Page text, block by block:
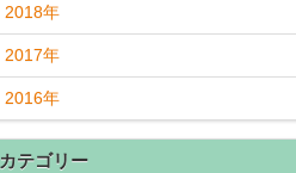
2018年
2017年
2016年
カテゴリー